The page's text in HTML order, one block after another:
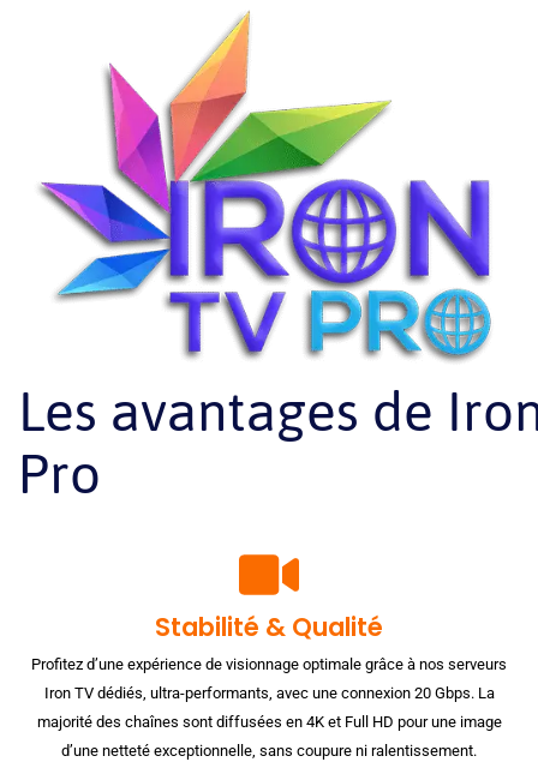
Les avantages de
Pro
Stabilité & Qualité
Profitez d’une expérience de visionnage optimale grâce à nos serveurs
Iron TV dédiés, ultra-performants, avec une connexion 20 Gbps. La
majorité des chaînes sont diffusées en 4K et Full HD pour une image
d’une netteté exceptionnelle, sans coupure ni ralentissement.